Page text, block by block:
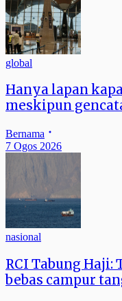
global
Hanya lapan
meskipun
Bernama
7 Ogos 2026
nasional
RCI Tabung Haji:
bebas campur